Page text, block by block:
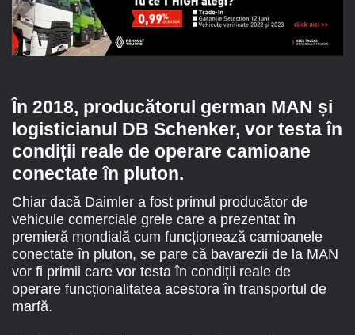
În 2018, producătorul german MAN și
logisticianul DB Schenker, vor testa în
condiții reale de operare camioane
conectate în pluton.
Chiar dacă Daimler a fost primul producător de
vehicule comerciale grele care a prezentat în
premieră mondială cum funcționează camioanele
conectate în pluton, se pare că bavarezii de la MAN
vor fi primii care vor testa în condiții reale de
operare funcționalitatea acestora în transportul de
marfă.